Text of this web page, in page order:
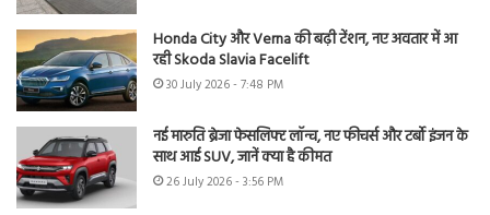
Honda City और Verna की बढ़ी टेंशन, नए अवतार में आ
रही Skoda Slavia Facelift
30 July 2026 - 7:48 PM
नई मारुति ब्रेजा फेसलिफ्ट लॉन्च, नए फीचर्स और टर्बो इंजन के
साथ आई SUV, जानें क्या है कीमत
26 July 2026 - 3:56 PM